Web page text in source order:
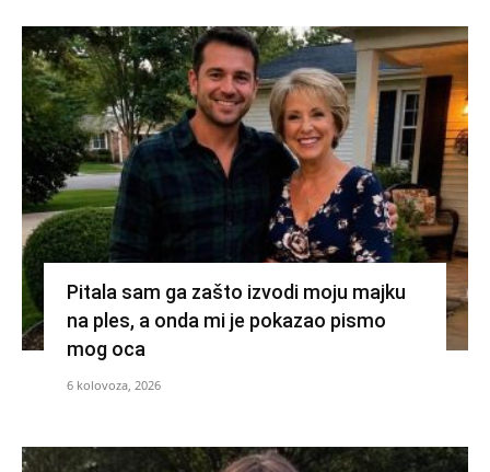
Pitala sam ga zašto izvodi moju majku
na ples, a onda mi je pokazao pismo
mog oca
6 kolovoza, 2026